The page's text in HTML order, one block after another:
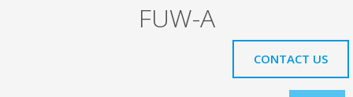
FUW-A
CONTACT US